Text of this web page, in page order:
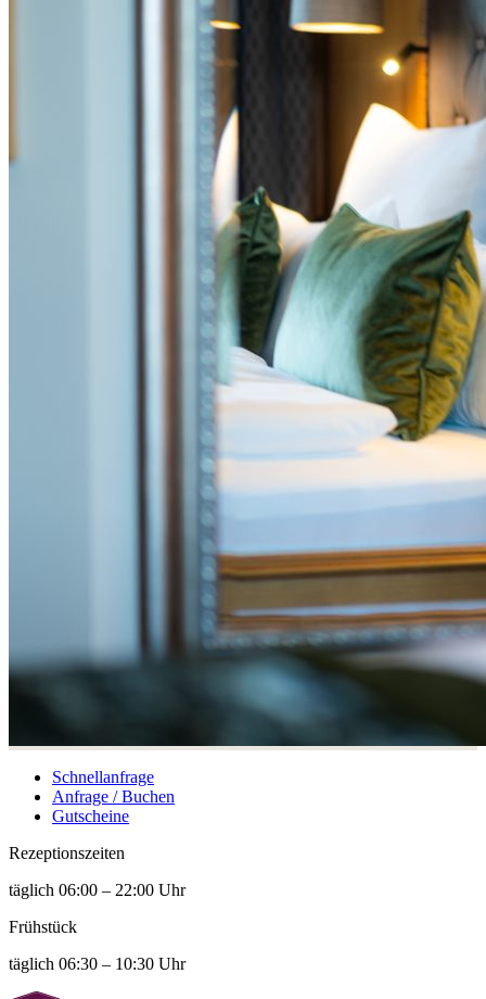
Schnellanfrage
Anfrage / Buchen
Gutscheine
Rezeptions­zeiten
täglich 06:00 – 22:00 Uhr
Frühstück
täglich 06:30 – 10:30 Uhr